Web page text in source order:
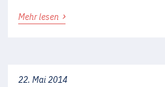
Mehr lesen ›
22. Mai 2014